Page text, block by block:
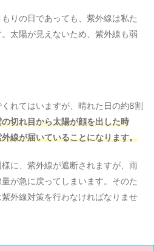
りの日であっても、紫外線は私た
太陽が見えないため、紫外線も弱
れてはいますが、晴れた日の約8割
の切れ目から太陽が顔を出した時
線が届いていることになります。
に、紫外線が遮断されますが、雨
が急に戻ってしまいます。そのた
外線対策を行わなければなりませ